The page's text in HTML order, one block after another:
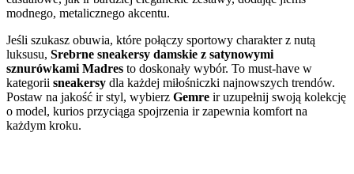
modnego, metalicznego akcentu.
Jeśli szukasz obuwia, które połączy sportowy charakter z nutą
luksusu, Srebrne sneakersy damskie z satynowymi
sznurówkami Madres to doskonały wybór. To must-have w
kategorii sneakersy dla każdej miłośniczki najnowszych trendów.
Postaw na jakość ir styl, wybierz Gemre ir uzupełnij swoją kolekcję
o model, kurios przyciąga spojrzenia ir zapewnia komfort na
każdym kroku.